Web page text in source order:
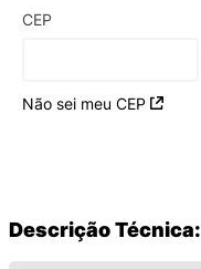
CEP
Não sei meu CEP
Descrição Técnica: